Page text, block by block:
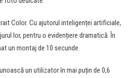
Color. Cu ajutorul inteligenței artificiale,
lor, pentru o evidențiere dramatică. În
un montaj de 10 secunde.
un utilizator în mai puțin de 0,6